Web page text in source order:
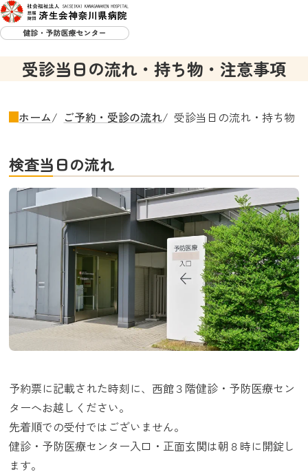
受診当日の流れ・持ち物・注意事項
ホーム ご予約・受診の流れ 受診当日の流れ・持ち物
検査当日の流れ
予約票に記載された時刻に、西館３階健診・予防医療セン
ターへお越しください。
先着順での受付ではございません。
健診・予防医療センター入口・正面玄関は朝８時に開錠し
ます。